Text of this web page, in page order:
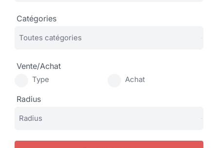
Catégories
Vente/Achat
Type Achat
Radius